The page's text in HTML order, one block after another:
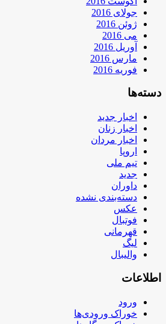
جولای 2016
ژوئن 2016
می 2016
آوریل 2016
مارس 2016
فوریه 2016
دسته‌ها
اخبار جدید
اخبار زنان
اخبار مردان
اروپا
تیم ملی
جدید
داوران
دسته‌بندی نشده
عکس
فوتبال
قهرمانی
لیگ
والیبال
اطلاعات
ورود
خوراک ورودی‌ها